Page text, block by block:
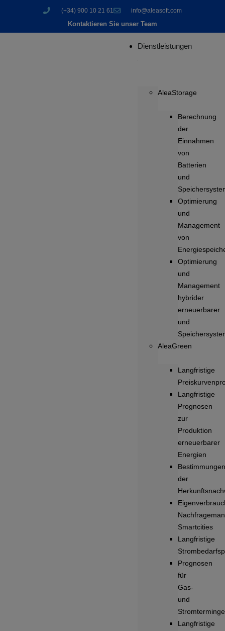
(+34) 900 10 21 61 info@aleasoft.com
Kontaktieren Sie unser Team
Dienstleistungen
AleaStorage
Berechnung
der
Einnahmen
von
Batterien
und
Optimierung
und
Management
von
Optimierung
und
Management
hybrider
erneuerbarer
und
AleaGreen
Langfristige
Langfristige
Prognosen
zur
Produktion
erneuerbarer
Energien
Bestimmungen
der
Smartcities
Langfristige
Prognosen
für
Gas-
und
Langfristige